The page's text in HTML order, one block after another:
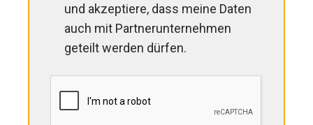
und akzeptiere, dass meine Daten
auch mit Partnerunternehmen
geteilt werden dürfen.